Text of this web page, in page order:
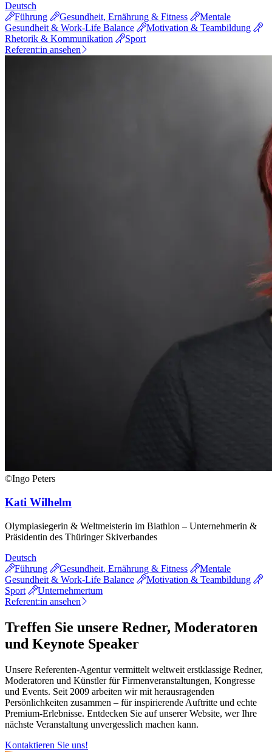
Deutsch
Führung
Gesundheit, Ernährung & Fitness
Mentale
Gesundheit & Work-Life Balance
Motivation & Teambildung
Rhetorik & Kommunikation
Sport
Referent:in ansehen
©Ingo Peters
Kati Wilhelm
Olympiasiegerin & Weltmeisterin im Biathlon – Unternehmerin &
Präsidentin des Thüringer Skiverbandes
Deutsch
Führung
Gesundheit, Ernährung & Fitness
Mentale
Gesundheit & Work-Life Balance
Motivation & Teambildung
Sport
Unternehmertum
Referent:in ansehen
Treffen Sie unsere Redner, Moderatoren
und Keynote Speaker
Unsere Referenten-Agentur vermittelt weltweit erstklassige Redner,
Moderatoren und Künstler für Firmenveranstaltungen, Kongresse
und Events. Seit 2009 arbeiten wir mit herausragenden
Persönlichkeiten zusammen – für inspirierende Auftritte und echte
Premium-Erlebnisse. Entdecken Sie auf unserer Website, wer Ihre
nächste Veranstaltung unvergesslich machen kann.
Kontaktieren Sie uns!